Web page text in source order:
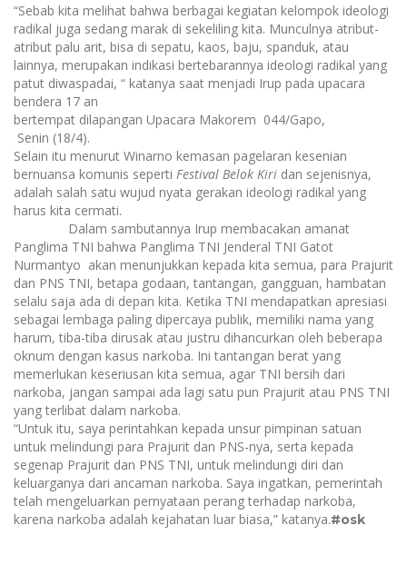
“Sebab kita melihat bahwa berbagai kegiatan kelompok ideologi
radikal juga sedang marak di sekeliling kita. Munculnya atribut-
atribut palu arit, bisa di sepatu, kaos, baju, spanduk, atau
lainnya, merupakan indikasi bertebarannya ideologi radikal yang
patut diwaspadai, “ katanya saat menjadi Irup pada upacara
bendera 17 an
bertempat dilapangan Upacara Makorem 044/Gapo,
Senin (1 8/4).
Selain itu menurut Winarno kemasan pagelaran kesenian
bernuansa komunis seperti Festival Belok Kiri dan sejenisnya,
adalah salah satu wujud nyata gerakan ideologi radikal yang
harus kita cermati.
Dalam sambutannya Irup membacakan amanat
Panglima TNI bahwa Panglima TNI Jenderal TNI Gatot
Nurmantyo akan menunjukkan kepada kita semua, para Prajurit
dan PNS TNI, betapa godaan, tantangan, gangguan, hambatan
selalu saja ada di depan kita. Ketika TNI mendapatkan apresiasi
sebagai lembaga paling dipercaya publik, memiliki nama yang
harum, tiba-tiba dirusak atau justru dihancurkan oleh beberapa
oknum dengan kasus narkoba. Ini tantangan berat yang
memerlukan keseriusan kita semua, agar TNI bersih dari
narkoba, jangan sampai ada lagi satu pun Prajurit atau PNS TNI
yang terlibat dalam narkoba.
“Untuk itu, saya perintahkan kepada unsur pimpinan satuan
untuk melindungi para Prajurit dan PNS-nya, serta kepada
segenap Prajurit dan PNS TNI, untuk melindungi diri dan
keluarganya dari ancaman narkoba. Saya ingatkan, pemerintah
telah mengeluarkan pernyataan perang terhadap narkoba,
karena narkoba adalah kejahatan luar biasa,” katanya.#osk